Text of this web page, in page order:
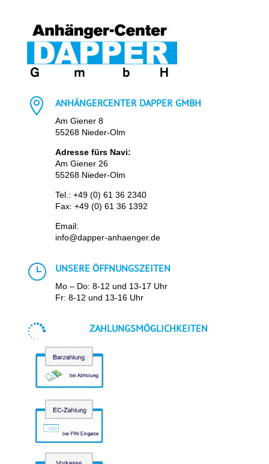
 ANHÄNGERCENTER DAPPER GMBH
Am Giener 8
55268 Nieder-Olm
Adresse fürs Navi:
Am Giener 26
55268 Nieder-Olm
Tel.: +49 (0) 61 36 2340
Fax: +49 (0) 61 36 1392
Email:
info@dapper-anhaenger.de
} UNSERE ÖFFNUNGSZEITEN
Mo – Do: 8-12 und 13-17 Uhr
Fr: 8-12 und 13-16 Uhr
 ZAHLUNGSMÖGLICHKEITEN